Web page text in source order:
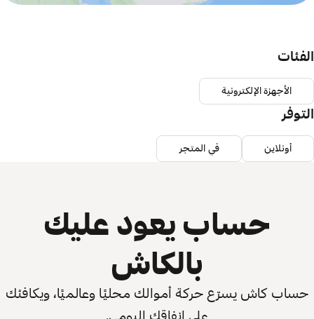
الفئات
الأجهزة الإلكترونية
التوفر
أونلاين في المتجر
حساب يعود عليك
بالكاش
حساب كاش يسرّع حركة أموالك محليًا وعالميًا، ويكافئك
على إنفاقك اليومي.